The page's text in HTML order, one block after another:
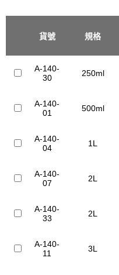
貨號 規格
A-140-
30
250ml
A-140-
01
500ml
A-140-
04
1L
A-140-
07
2L
A-140-
33
2L
A-140-
11
3L